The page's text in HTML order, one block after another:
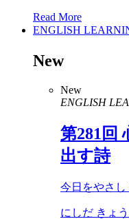
Read More
ENGLISH
New
New
ENGLISH
第281 回
出す詩
今日をやさし
にしだ きょ